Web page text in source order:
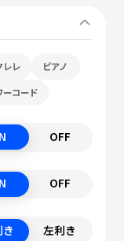
レレ ピアノ
ーコード
OFF
OFF
左利き